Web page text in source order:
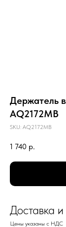
Держатель
AQ2172MB
SKU: AQ2172MB
1 740 р.
Доставка
Цены указаны с НДС